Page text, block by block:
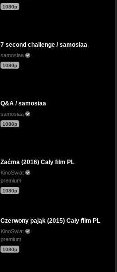
1080p
7 second challenge / samosiaa
samosiaa
1080p
Q&A / samosiaa
samosiaa
1080p
Zaćma (2016) Cały film PL
KinoSwiat
premium
1080p
Czerwony pająk (2015) Cały film PL
KinoSwiat
premium
1080p